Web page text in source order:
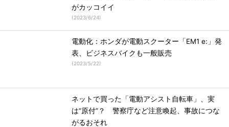
がカッコイイ
(2023/6/24)
電動化：ホンダが電動スクーター「EM1 e:」発
表、ビジネスバイクも一般販売
(2023/5/22)
ネットで買った「電動アシスト自転車」、実
は“原付”？ 警察庁など注意喚起、事故につな
がるおそれ